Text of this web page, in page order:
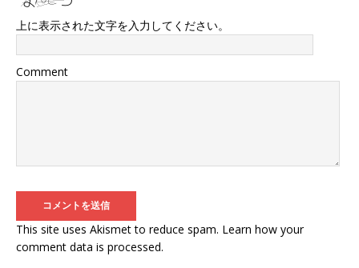
上に表示された文字を入力してください。
Comment
This site uses Akismet to reduce spam. Learn how your
comment data is processed.